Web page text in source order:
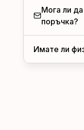
Мога ли
поръчка?
Имате ли